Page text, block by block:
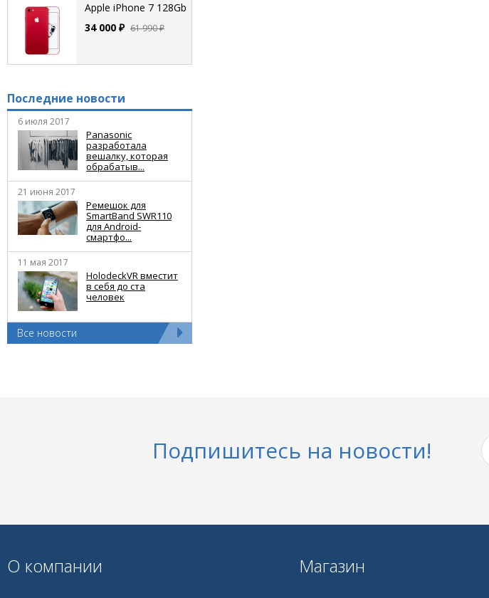
Apple iPhone 7 128Gb
34 000 ₽ 61 990 ₽
Последние новости
6 июля 2017
Panasonic
разработала
вешалку, которая
обрабатыв...
21 июня 2017
Ремешок для
SmartBand SWR110
для Android-
смартфо...
11 мая 2017
HolodeckVR вместит
в себя до ста
человек
Все новости
Подпишитесь на новости!
О компании Магазин